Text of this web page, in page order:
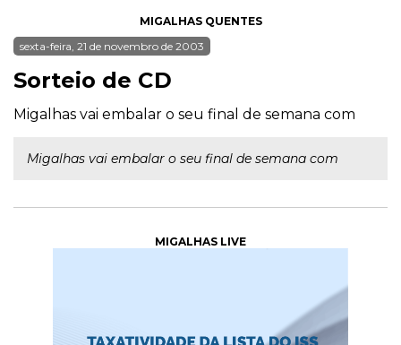
MIGALHAS QUENTES
sexta-feira, 21 de novembro de 2003
Sorteio de CD
Migalhas vai embalar o seu final de semana com
Migalhas vai embalar o seu final de semana com
MIGALHAS LIVE